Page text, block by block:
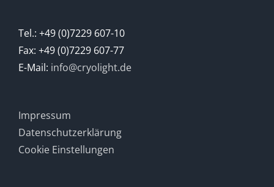
Tel.: +49 (0)7229 607-10
Fax: +49 (0)7229 607-77
E-Mail: info@cryolight.de
Impressum
Datenschutzerklärung
Cookie Einstellungen